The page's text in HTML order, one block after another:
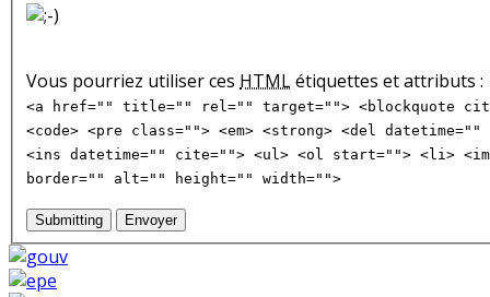
Vous pourriez utiliser ces HTMLétiquettes et attributs :
<a href="" title="" rel="" target=""> <blockquote
<code> <pre class=""> <em> <strong> <del
<ins datetime="" cite=""> <ul> <ol start=""> <li>
border="" alt="" height="" width="">
Submitting Envoyer